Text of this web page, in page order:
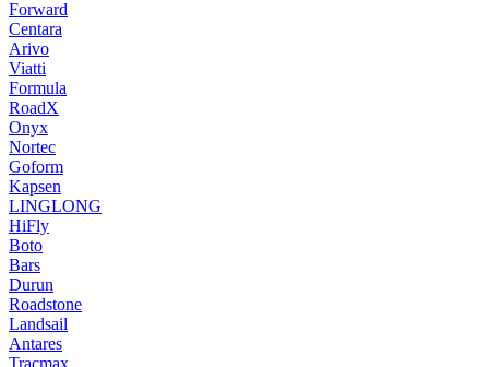
Forward
Centara
Arivo
Viatti
Formula
RoadX
Onyx
Nortec
Goform
Kapsen
LINGLONG
HiFly
Boto
Bars
Durun
Roadstone
Landsail
Antares
Tracmax